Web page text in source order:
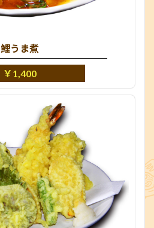
鯉うま煮
￥1,400